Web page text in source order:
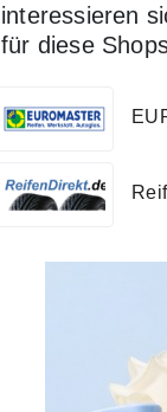
interessieren
für diese